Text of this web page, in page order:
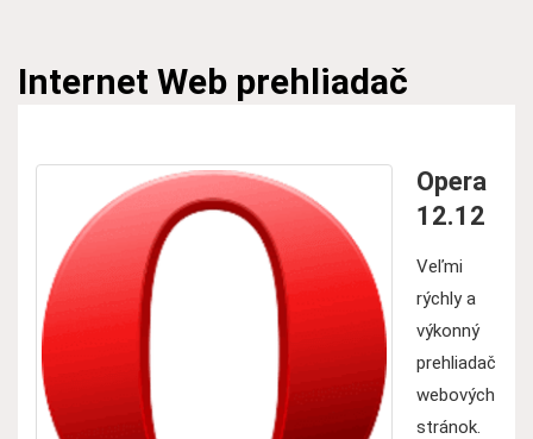
Internet Web prehliadač
Opera
12.12
Veľmi
rýchly a
výkonný
prehliadač
webových
stránok.